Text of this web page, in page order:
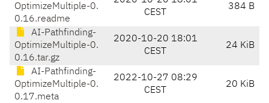
OptimizeMultiple-0.
0.16.readme
CEST
384 B
AI-Pathfinding-
OptimizeMultiple-0.
0.16.tar.gz
2020-10-20 18:01
CEST
24 KiB
AI-Pathfinding-
OptimizeMultiple-0.
0.17.meta
2022-10-27 08:29
CEST
20 KiB